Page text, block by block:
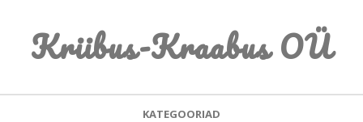
contentKriibus-Kraabus OÜ
KATEGOORIAD